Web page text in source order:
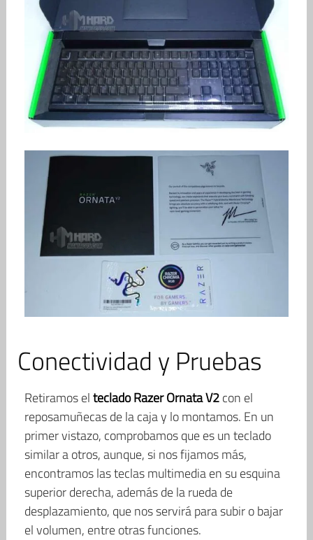
Conectividad y Pruebas
Retiramos elteclado Razer Ornata V2con el
reposamuñecas de la caja y lo montamos. En un
primer vistazo, comprobamos que es un teclado
similar a otros, aunque, si nos fijamos más,
encontramos las teclas multimedia en su esquina
superior derecha, además de la rueda de
desplazamiento, que nos servirá para subir o bajar
el volumen, entre otras funciones.